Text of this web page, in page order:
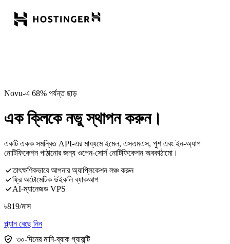
Novu-এ 68% পর্যন্ত ছাড়
এক ক্লিকে নভু স্থাপন করুন।
একটি একক সমন্বিত API-এর মাধ্যমে ইমেল, এসএমএস, পুশ এবং ইন-অ্যাপ
নোটিফিকেশন পাঠানোর জন্য ওপেন-সোর্স নোটিফিকেশন অবকাঠামো।
তাৎক্ষণিকভাবে আপনার অ্যাপ্লিকেশন লঞ্চ করুন
ফ্রি অটোমেটিক উইকলি ব্যাকআপ
AI-ম্যানেজড VPS
৳819/মাস
প্ল্যান বেছে নিন
৩০-দিনের মানি-ব্যাক গ্যারান্টি